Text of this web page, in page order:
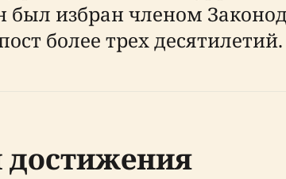
был избран членом
более трех десятилетий.
достижения